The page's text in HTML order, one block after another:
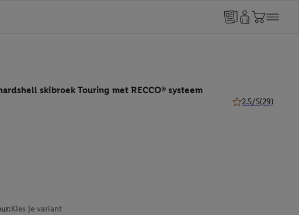
skibroek Touring met RECCO® systeem
2.5/5(29)
Kies je variant